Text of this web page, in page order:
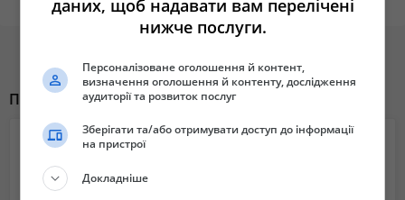
✅ Джойстик
Фронтальний багатофункціональний навантажувач навісного типу
призначений для завантаження та вивантаження сипучих і
упакованих матеріалів. Він ефективно працює з вантажами
сільськогосподарського, комунального та промислового
призначення. Завдяки широкому вибору змінного обладнання
навантажувач може виконувати різноманітні завдання та значно
підвищувати продуктивність роботи.
Похожие объявления
даних, щоб надавати вам перелічені
нижче послуги.
Персоналізоване оголошення й контент,
визначення оголошення й контенту, дослідження
аудиторії та розвиток послуг
Зберігати та/або отримувати доступ до інформації
на пристрої
Докладніше